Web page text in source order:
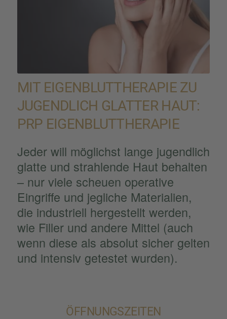
MIT EIGEN­BLUT­THE­RA­PIE ZU
JUGEND­LICH GLATTER HAUT:
PRP EIGEN­BLUT­THE­RA­PIE
Jeder will möglichst lange jugend­lich
glatte und strah­lende Haut behal­ten
– nur viele scheuen opera­tive
Eingriffe und jegli­che Materia­lien,
die indus­tri­ell herge­stellt werden,
wie Filler und andere Mittel (auch
wenn diese als absolut sicher gelten
und inten­siv getes­tet wurden).
ÖFFNUNGS­ZEI­TEN